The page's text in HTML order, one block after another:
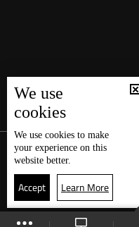
We use
cookies
We use cookies to make
your experience on this
website better.
Accept Learn More